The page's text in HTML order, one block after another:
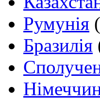
Румунія
Бразилія